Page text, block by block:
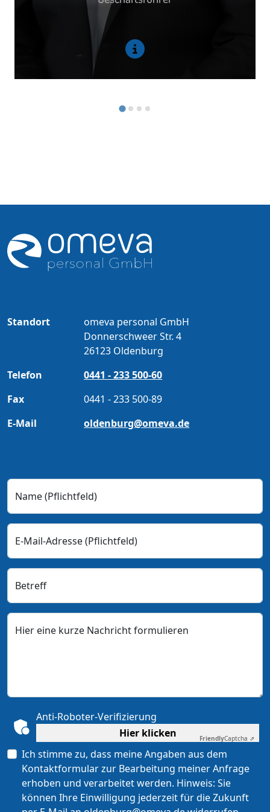
Standort
omeva personal GmbH
Donnerschweer Str. 4
26123 Oldenburg
Telefon
0441 - 233 500-60
Fax
0441 - 233 500-89
E-Mail
oldenburg@omeva.de
Name(Pflichtfeld)
E-Mail-Adresse(Pflichtfeld)
Betreff
Hier eine kurze Nachricht formulieren
Anti-Roboter-Verifizierung
Hier klicken
FriendlyCaptcha ⇗
Ich stimme zu, dass meine Angaben aus dem
Kontaktformular zur Bearbeitung meiner Anfrage
erhoben und verarbeitet werden. Hinweis: Sie
können Ihre Einwilligung jederzeit für die Zukunft